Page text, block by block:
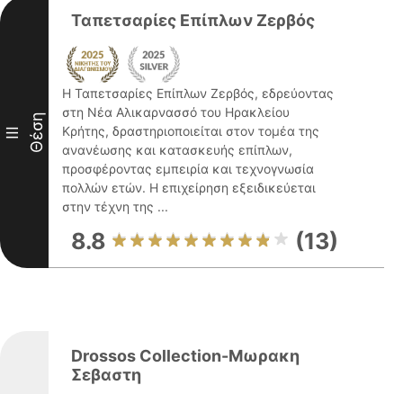
III Θέση
Ταπετσαρίες Επίπλων Ζερβός
Η Ταπετσαρίες Επίπλων Ζερβός, εδρεύοντας
στη Νέα Αλικαρνασσό του Ηρακλείου
Κρήτης, δραστηριοποιείται στον τομέα της
ανανέωσης και κατασκευής επίπλων,
προσφέροντας εμπειρία και τεχνογνωσία
πολλών ετών. Η επιχείρηση εξειδικεύεται
στην τέχνη της ...
8.8 (13)
Drossos Collection-Μωρακη
Σεβαστη